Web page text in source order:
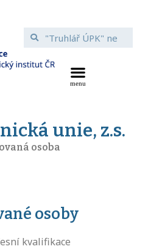
unie, z.s.
osoba
osoby
kvalifikace